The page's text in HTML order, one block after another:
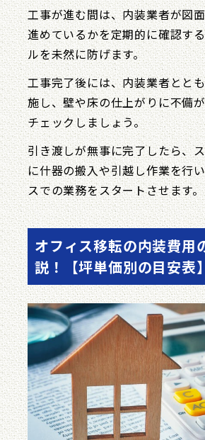
工事が進む間は、内装業者が図
進めているかを定期的に確認す
ルを未然に防げます。
工事完了後には、内装業者とと
施し、壁や床の仕上がりに不備
チェックしましょう。
引き渡しが無事に完了したら、
に什器の搬入や引越し作業を行
スでの業務をスタートさせます。
オフィス移転の内装費用
説！【坪単価別の目安表】